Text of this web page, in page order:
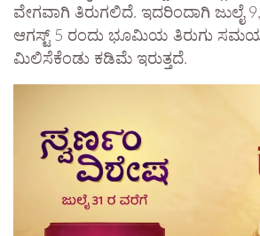
ವೇಗವಾಗಿ ತಿರುಗಲಿದೆ. ಇದರಿಂದಾಗಿ ಜುಲೈ
ಆಗಸ್ಟ್ 5 ರಂದು ಭೂಮಿಯ ತಿರುಗು ಸಮಯ
ಮಿಲಿಸೆಕೆಂಡು ಕಡಿಮೆ ಇರುತ್ತದೆ.